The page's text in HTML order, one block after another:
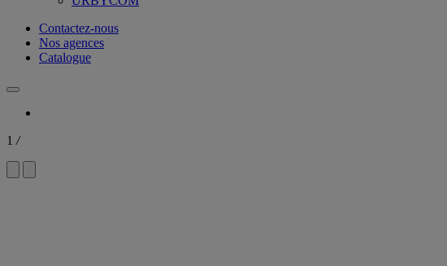
Contactez-nous
Nos agences
Catalogue
1 /